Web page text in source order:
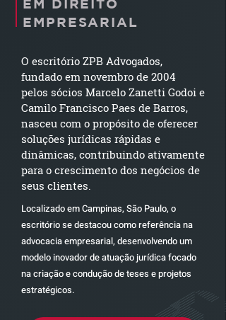
EM DIREITO
EMPRESARIAL
O escritório ZPB Advogados,
fundado em novembro de 2004
pelos sócios Marcelo Zanetti Godoi e
Camilo Francisco Paes de Barros,
nasceu com o propósito de oferecer
soluções jurídicas rápidas e
dinâmicas, contribuindo ativamente
para o crescimento dos negócios de
seus clientes.
Localizado em Campinas, São Paulo, o
escritório se destacou como referência na
advocacia empresarial, desenvolvendo um
modelo inovador de atuação jurídica focado
na criação e condução de teses e projetos
estratégicos.